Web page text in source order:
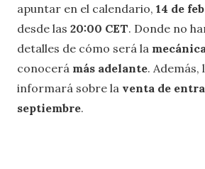
apuntar en el calendario, 14 de
desde las 20:00 CET. Donde no
detalles de cómo será la mecánica
conocerá más adelante. Además,
informará sobre la venta de
septiembre.